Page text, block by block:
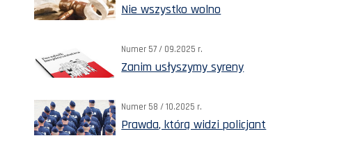
Nie wszystko wolno
Numer 57 / 09.2025 r.
Zanim usłyszymy syreny
Numer 58 / 10.2025 r.
Prawda, którą widzi policjant